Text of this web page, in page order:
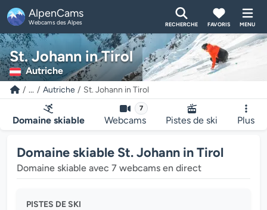
AlpenCams
Webcams des Alpes RECHERCHE FAVORIS MENU
St. Johann in Tirol
Autriche
... Autriche St. Johann in Tirol
Domaine skiable
7
Webcams Pistes de ski Plus
Domaine skiable St. Johann in Tirol
Domaine skiable avec 7 webcams en direct
PISTES DE SKI